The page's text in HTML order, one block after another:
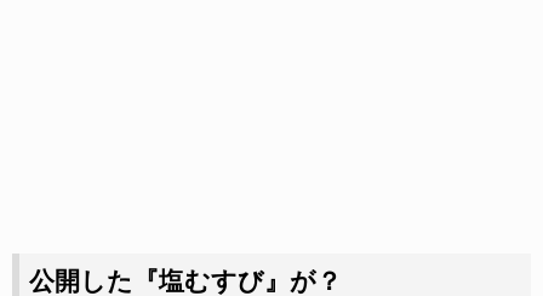
公開した『塩むすび』が？